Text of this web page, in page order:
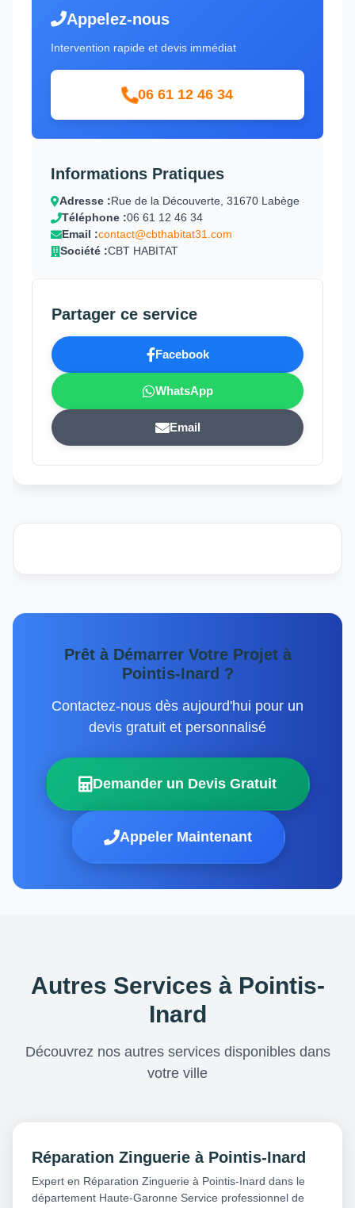
Appelez-nous
Intervention rapide et devis immédiat
06 61 12 46 34
Informations Pratiques
Adresse :Rue de la Découverte, 31670 Labège
Téléphone :06 61 12 46 34
Email :contact@cbthabitat31.com
Société :CBT HABITAT
Partager ce service
Facebook
WhatsApp
Email
Prêt à Démarrer Votre Projet à
Pointis-Inard ?
Contactez-nous dès aujourd'hui pour un
devis gratuit et personnalisé
Demander un Devis Gratuit
Appeler Maintenant
Autres Services à Pointis-
Inard
Découvrez nos autres services disponibles dans
votre ville
Réparation Zinguerie à Pointis-Inard
Expert en Réparation Zinguerie à Pointis-Inard dans le
département Haute-Garonne Service professionnel de